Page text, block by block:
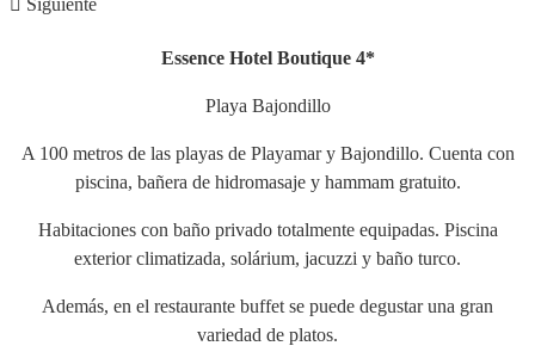
Essence Hotel Boutique 4*
Playa Bajondillo
A 100 metros de las playas de Playamar y Bajondillo. Cuenta con
piscina, bañera de hidromasaje y hammam gratuito.
Habitaciones con baño privado totalmente equipadas. Piscina
exterior climatizada, solárium, jacuzzi y baño turco.
Además, en el restaurante buffet se puede degustar una gran
variedad de platos.